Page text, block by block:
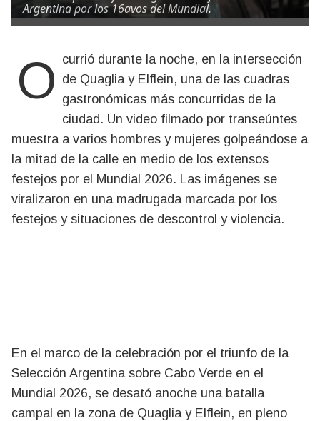
Argentina por los 16avos del Mundial.
Ocurrió durante la noche, en la intersección de Quaglia y Elflein, una de las cuadras
gastronómicas más concurridas de la
ciudad. Un video filmado por transeúntes
muestra a varios hombres y mujeres golpeándose a
la mitad de la calle en medio de los extensos
festejos por el Mundial 2026. Las imágenes se
viralizaron en una madrugada marcada por los
festejos y situaciones de descontrol y violencia.
En el marco de la celebración por el triunfo de la
Selección Argentina sobre Cabo Verde en el
Mundial 2026, se desató anoche una batalla
campal en la zona de Quaglia y Elflein, en pleno